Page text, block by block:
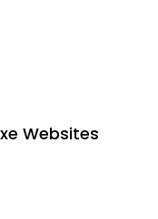
Websites